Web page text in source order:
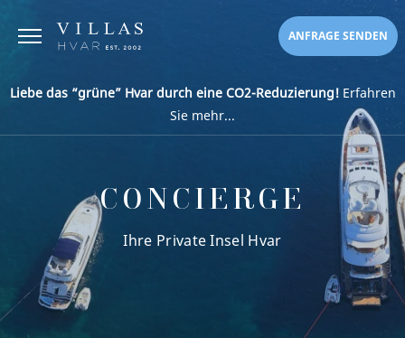
ANFRAGE SENDEN
Liebe das “grüne” Hvar durch eine CO2-Reduzierung!Erfahren
Sie mehr...
CONCIERGE
Ihre Private Insel Hvar